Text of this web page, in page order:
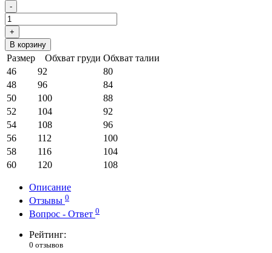
-
+
В корзину
Размер Обхват груди Обхват талии
46
92
80
48
96
84
50
100
88
52
104
92
54
108
96
56
112
100
58
116
104
60
120 108
Описание
Отзывы 0
Вопрос - Ответ 0
Рейтинг:
0 отзывов